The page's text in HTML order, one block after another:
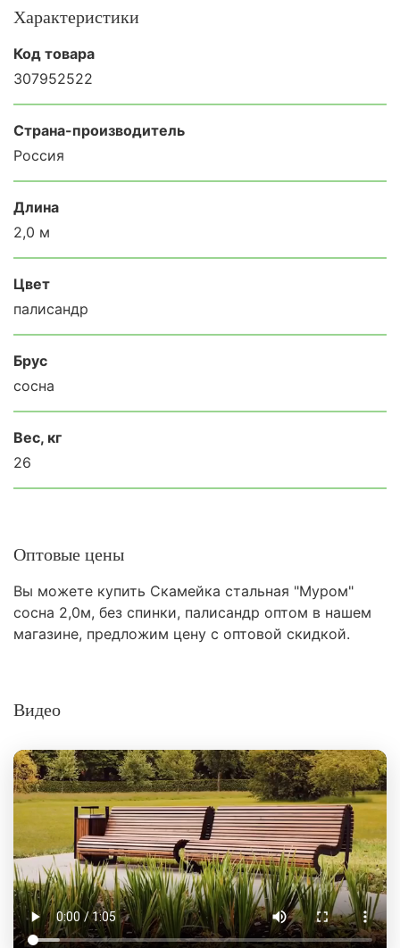
Характеристики
Код товара
307952522
Страна-производитель
Россия
Длина
2,0 м
Цвет
палисандр
Брус
сосна
Вес, кг
26
Оптовые цены
Вы можете купить Скамейка стальная "Муром"
сосна 2,0м, без спинки, палисандр оптом в нашем
магазине, предложим цену с оптовой скидкой.
Видео